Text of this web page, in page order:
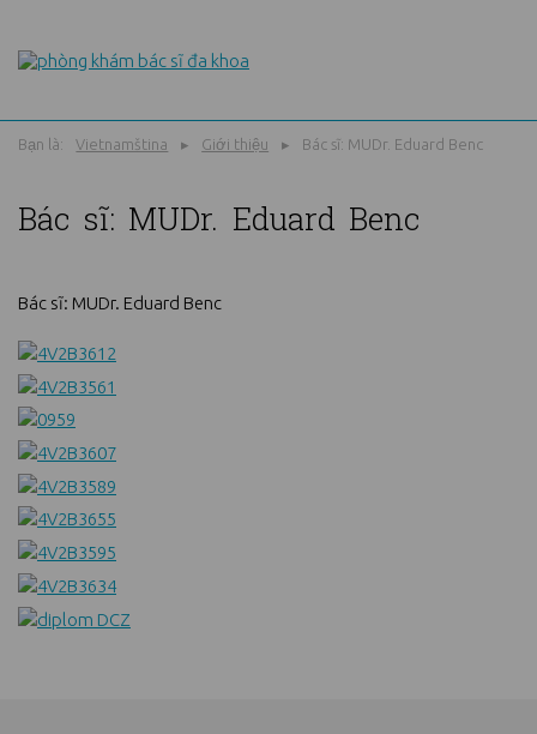
Bạn là: Vietnamština Giới thiệu Bác sĩ: MUDr. Eduard Benc
Bác sĩ: MUDr. Eduard Benc
Bác sĩ: MUDr. Eduard Benc